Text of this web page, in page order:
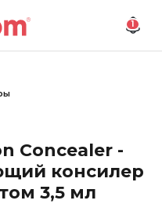
1
Concealer -
консилер
3,5 мл